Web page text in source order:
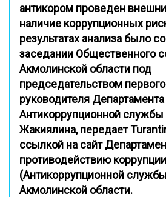
антикором проведен
наличие коррупционных
результатах анализа было
заседании Общественного
Акмолинской области под
председательством
руководителя Департамента
Антикоррупционной
Жакиялина, передает
ссылкой на сайт
противодействию коррупции
(Антикоррупционной
Акмолинской области.